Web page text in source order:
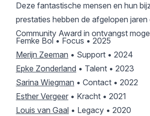
Deze fantastische mensen en hun
prestaties hebben de afgelopen
Community Award in ontvangst
Femke Bol • Focus • 2025
Merijn Zeeman • Support • 2024
Epke Zonderland • Talent • 2023
Sarina Wiegman • Contact • 2022
Esther Vergeer • Kracht • 2021
Louis van Gaal • Legacy • 2020